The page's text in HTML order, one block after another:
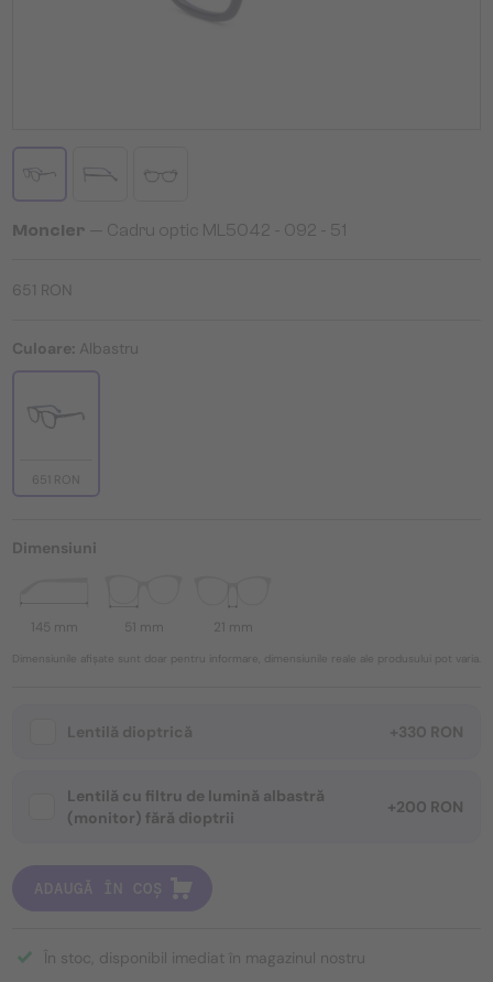
Moncler — Cadru optic ML5042 - 092 - 51
651 RON
Culoare: Albastru
651 RON
Dimensiuni
145 mm 51 mm 21 mm
Dimensiunile afișate sunt doar pentru informare, dimensiunile reale ale produsului pot varia.
Lentilă dioptrică +330 RON
Lentilă cu filtru de lumină albastră
(monitor) fără dioptrii
+200 RON
ADAUGĂ ÎN COȘ
În stoc, disponibil imediat în magazinul nostru